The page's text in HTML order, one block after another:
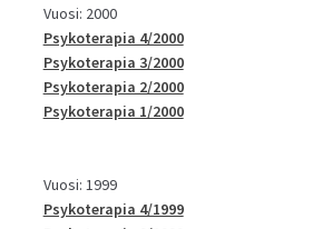
Vuosi: 2000
Psykoterapia 4/2000
Psykoterapia 3/2000
Psykoterapia 2/2000
Psykoterapia 1/2000
Vuosi: 1999
Psykoterapia 4/1999